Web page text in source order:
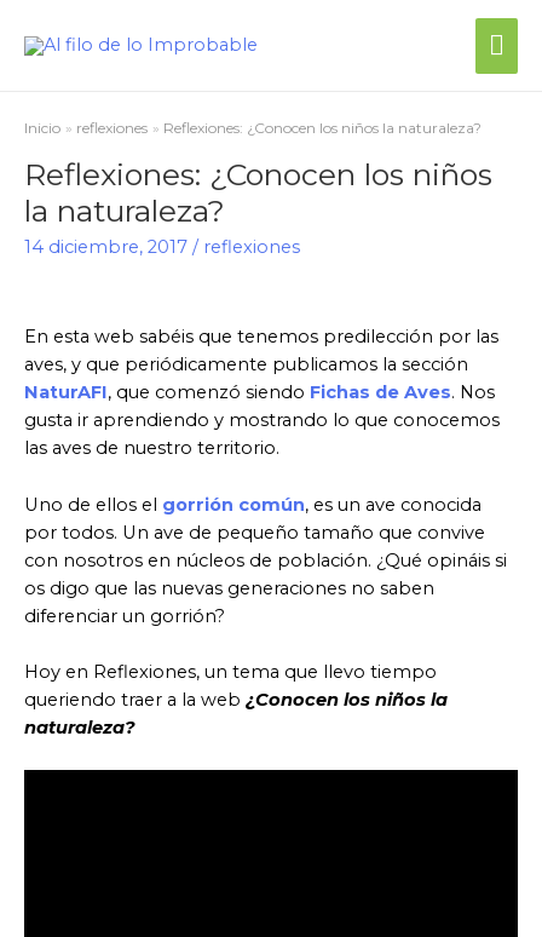
Inicio reflexiones Reflexiones: ¿Conocen los niños la naturaleza?
Reflexiones: ¿Conocen los niños
la naturaleza?
14 diciembre, 2017 / reflexiones
En esta web sabéis que tenemos predilección por las
aves, y que periódicamente publicamos la sección
NaturAFI, que comenzó siendo Fichas de Aves. Nos
gusta ir aprendiendo y mostrando lo que conocemos
las aves de nuestro territorio.
Uno de ellos el gorrión común, es un ave conocida
por todos. Un ave de pequeño tamaño que convive
con nosotros en núcleos de población. ¿Qué opináis si
os digo que las nuevas generaciones no saben
diferenciar un gorrión?
Hoy en Reflexiones, un tema que llevo tiempo
queriendo traer a la web ¿Conocen los niños la
naturaleza?